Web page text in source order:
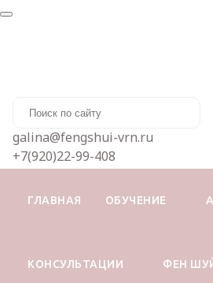
galina@fengshui-vrn.ru
+7(920)22-99-408
ГЛАВНАЯ ОБУЧЕНИЕ
КОНСУЛЬТАЦИИ ФЕН